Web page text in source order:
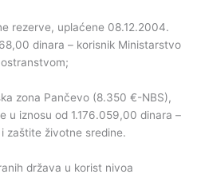
rezerve, uplaćene 08.12.2004.
dinara – korisnik Ministarstvo
zona Pančevo (8.350 €-NBS),
u iznosu od 1.176.059,00 dinara –
zaštite životne sredine.
država u korist nivoa